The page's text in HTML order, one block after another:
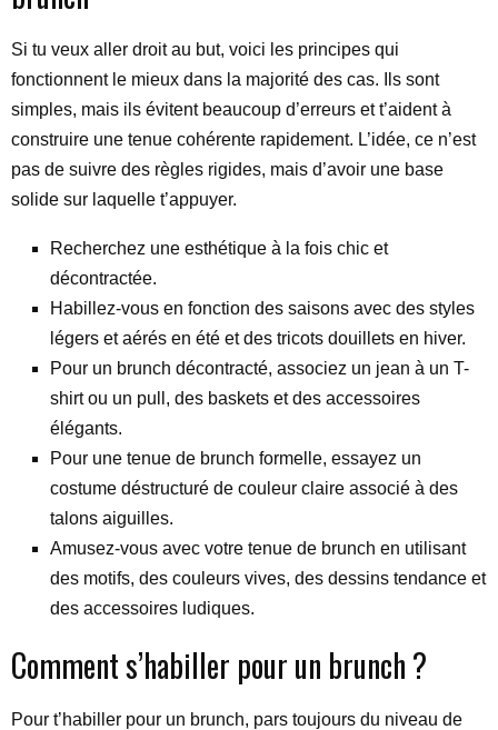
Si tu veux aller droit au but, voici les principes qui
fonctionnent le mieux dans la majorité des cas. Ils sont
simples, mais ils évitent beaucoup d’erreurs et t’aident à
construire une tenue cohérente rapidement. L’idée, ce n’est
pas de suivre des règles rigides, mais d’avoir une base
solide sur laquelle t’appuyer.
Recherchez une esthétique à la fois chic et
décontractée.
Habillez-vous en fonction des saisons avec des styles
légers et aérés en été et des tricots douillets en hiver.
Pour un brunch décontracté, associez un jean à un T-
shirt ou un pull, des baskets et des accessoires
élégants.
Pour une tenue de brunch formelle, essayez un
costume déstructuré de couleur claire associé à des
talons aiguilles.
Amusez-vous avec votre tenue de brunch en utilisant
des motifs, des couleurs vives, des dessins tendance et
des accessoires ludiques.
Comment s’habiller pour un brunch ?
Pour t’habiller pour un brunch, pars toujours du niveau de